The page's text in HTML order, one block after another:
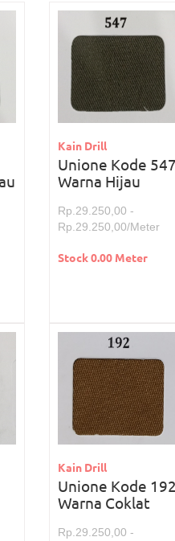
Kain Drill
Unione Kode 547
Warna Hijau
Rp.29.250,00 -
Rp.29.250,00/Meter
Stock 0.00 Meter
Kain Drill
Unione Kode 192
Warna Coklat
Rp.29.250,00 -